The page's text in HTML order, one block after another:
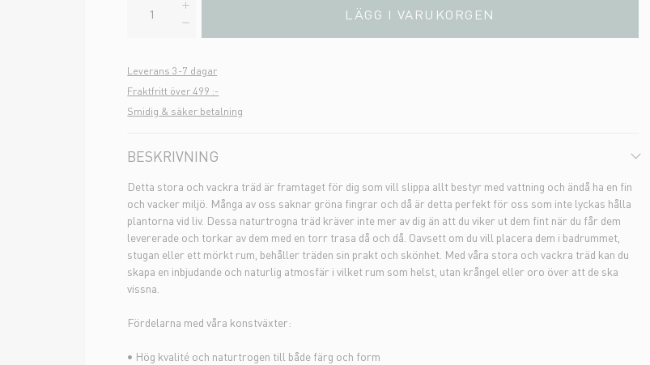
LÄGG I VARUKORGEN
Leverans 3-7 dagar
Fraktfritt över 499 :-
Smidig & säker betalning
BESKRIVNING
Detta stora och vackra träd är framtaget för dig som vill slippa allt bestyr med vattning och ändå ha en fin
och vacker miljö. Många av oss saknar gröna fingrar och då är detta perfekt för oss som inte lyckas hålla
plantorna vid liv. Dessa naturtrogna träd kräver inte mer av dig än att du viker ut dem fint när du får dem
levererade och torkar av dem med en torr trasa då och då. Oavsett om du vill placera dem i badrummet,
stugan eller ett mörkt rum, behåller träden sin prakt och skönhet. Med våra stora och vackra träd kan du
skapa en inbjudande och naturlig atmosfär i vilket rum som helst, utan krångel eller oro över att de ska
vissna.
Fördelarna med våra konstväxter:
• Hög kvalité och naturtrogen till både färg och form